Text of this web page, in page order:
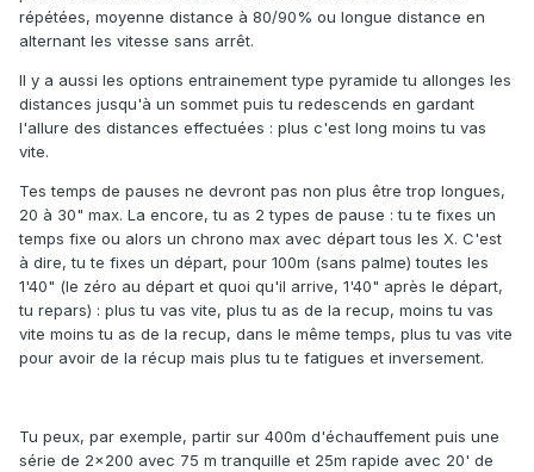
répétées, moyenne distance à 80/90% ou longue distance en
alternant les vitesse sans arrêt.
Il y a aussi les options entrainement type pyramide tu allonges les
distances jusqu'à un sommet puis tu redescends en gardant
l'allure des distances effectuées : plus c'est long moins tu vas
vite.
Tes temps de pauses ne devront pas non plus être trop longues,
20 à 30" max. La encore, tu as 2 types de pause : tu te fixes un
temps fixe ou alors un chrono max avec départ tous les X. C'est
à dire, tu te fixes un départ, pour 100m (sans palme) toutes les
1'40" (le zéro au départ et quoi qu'il arrive, 1'40" après le départ,
tu repars) : plus tu vas vite, plus tu as de la recup, moins tu vas
vite moins tu as de la recup, dans le même temps, plus tu vas vite
pour avoir de la récup mais plus tu te fatigues et inversement.
Tu peux, par exemple, partir sur 400m d'échauffement puis une
série de 2x200 avec 75 m tranquille et 25m rapide avec 20' de